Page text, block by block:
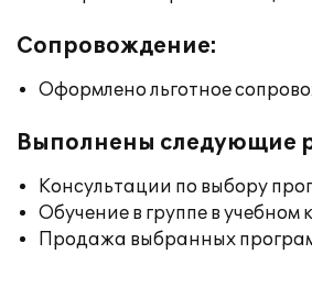
Сопровождение:
Оформлено льготное
Выполнены следующие
Консультации по выбору
Обучение в группе в учебном
Продажа выбранных